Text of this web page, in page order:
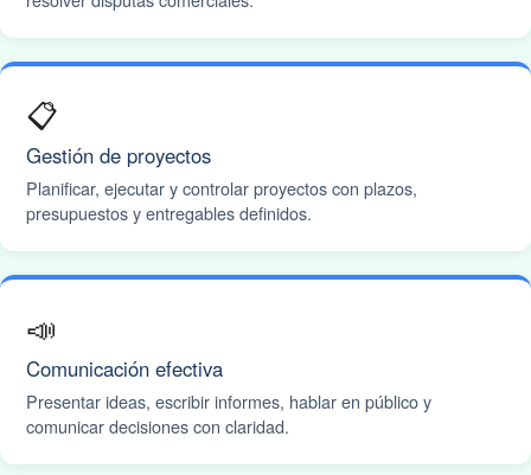
📋
Gestión de proyectos
Planificar, ejecutar y controlar proyectos con plazos,
presupuestos y entregables definidos.
📣
Comunicación efectiva
Presentar ideas, escribir informes, hablar en público y
comunicar decisiones con claridad.